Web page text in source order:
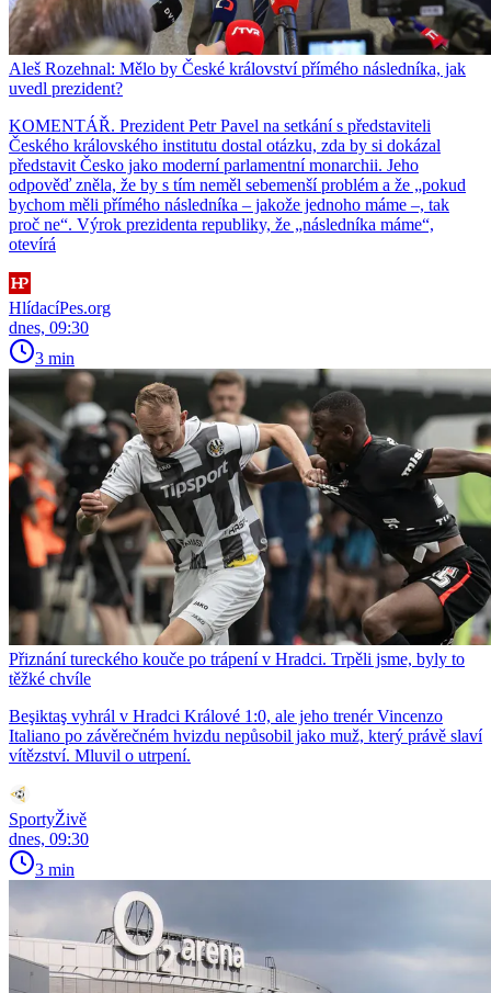
Aleš Rozehnal: Mělo by České království přímého následníka, jak
uvedl prezident?
KOMENTÁŘ. Prezident Petr Pavel na setkání s představiteli
Českého královského institutu dostal otázku, zda by si dokázal
představit Česko jako moderní parlamentní monarchii. Jeho
odpověď zněla, že by s tím neměl sebemenší problém a že „pokud
bychom měli přímého následníka – jakože jednoho máme –, tak
proč ne“. Výrok prezidenta republiky, že „následníka máme“,
otevírá
HlídacíPes.org
dnes, 09:30
3 min
Přiznání tureckého kouče po trápení v Hradci. Trpěli jsme, byly to
těžké chvíle
Beşiktaş vyhrál v Hradci Králové 1:0, ale jeho trenér Vincenzo
Italiano po závěrečném hvizdu nepůsobil jako muž, který právě slaví
vítězství. Mluvil o utrpení.
SportyŽivě
dnes, 09:30
3 min